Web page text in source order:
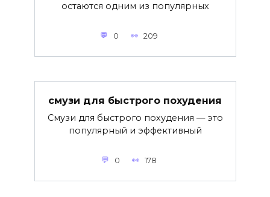
остаются одним из популярных
0 209
смузи для быстрого похудения
Смузи для быстрого похудения — это
популярный и эффективный
0 178